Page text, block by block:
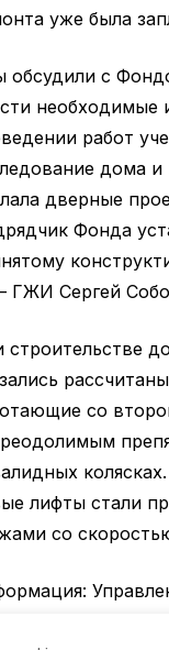
уже была
обсудили с
необходимые
работ
дома и
дверные
Фонда
ГЖИ Сергей
строительстве
со
лифты стали
со